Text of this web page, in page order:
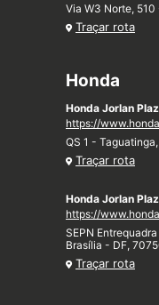
Via W3 Norte,
Traçar rota
Honda
Honda Jorlan
https://
QS 1 -
Traçar rota
Honda Jorlan
https://
SEPN
Brasília - DF,
Traçar rota